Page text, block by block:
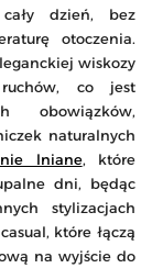
dzień, bez
otoczenia.
wiskozy
co jest
obowiązków,
naturalnych
lniane, które
dni, będąc
stylizacjach
które łączą
na wyjście do